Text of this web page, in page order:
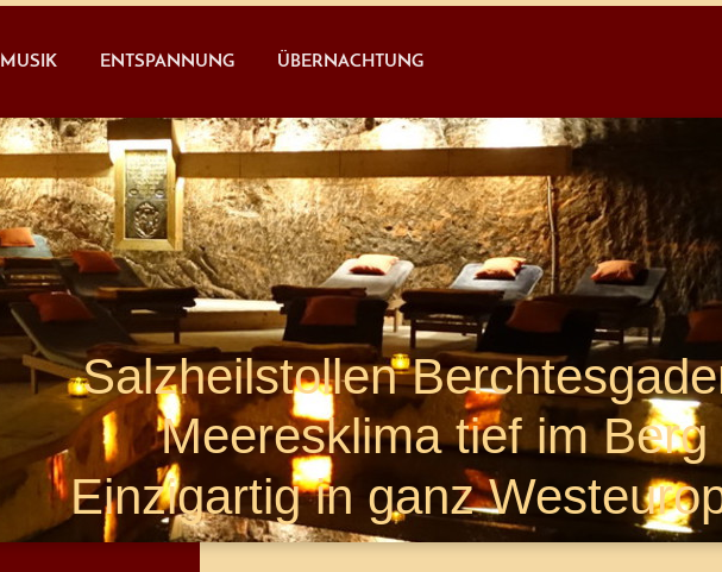
MUSIK ENTSPANNUNG ÜBERNACHTUNG
Salzheilstollen
Meeresklima tief im Berg
Einzigartig in ganz